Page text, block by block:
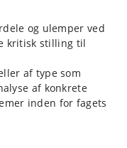
og ulemper ved
kritisk stilling til
af type som
af konkrete
inden for fagets